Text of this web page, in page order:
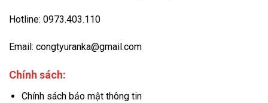
Hotline: 0973.403.110
Email: congtyuranka@gmail.com
Chính sách:
Chính sách bảo mật thông tin